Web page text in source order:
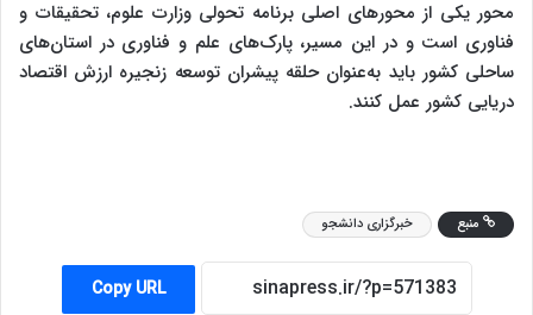
محور یکی از محورهای اصلی برنامه تحولی وزارت علوم، تحقیقات و
فناوری است و در این مسیر، پارک‌های علم و فناوری در استان‌های
ساحلی کشور باید به‌عنوان حلقه پیشران توسعه زنجیره ارزش اقتصاد
دریایی کشور عمل کنند.
منبع خبرگزاری دانشجو
Copy URL